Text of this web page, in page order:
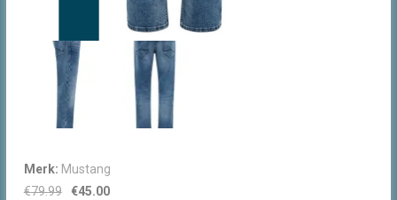
Merk: Mustang
€79.99
Oorspronkelijke
€45.00